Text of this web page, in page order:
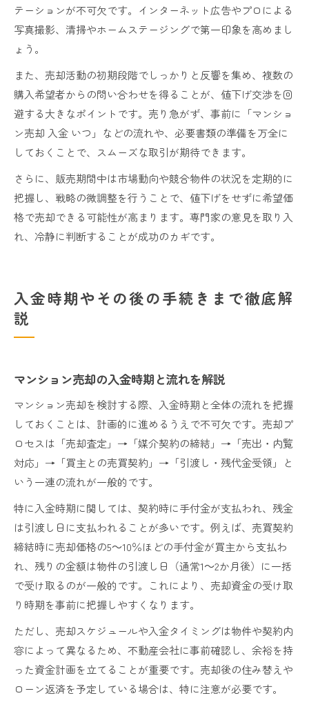
テーションが不可欠です。インターネット広告やプロによる
写真撮影、清掃やホームステージングで第一印象を高めまし
ょう。
また、売却活動の初期段階でしっかりと反響を集め、複数の
購入希望者からの問い合わせを得ることが、値下げ交渉を回
避する大きなポイントです。売り急がず、事前に「マンショ
ン売却 入金 いつ」などの流れや、必要書類の準備を万全に
しておくことで、スムーズな取引が期待できます。
さらに、販売期間中は市場動向や競合物件の状況を定期的に
把握し、戦略の微調整を行うことで、値下げをせずに希望価
格で売却できる可能性が高まります。専門家の意見を取り入
れ、冷静に判断することが成功のカギです。
入金時期やその後の手続きまで徹底解
説
マンション売却の入金時期と流れを解説
マンション売却を検討する際、入金時期と全体の流れを把握
しておくことは、計画的に進めるうえで不可欠です。売却プ
ロセスは「売却査定」→「媒介契約の締結」→「売出・内覧
対応」→「買主との売買契約」→「引渡し・残代金受領」と
いう一連の流れが一般的です。
特に入金時期に関しては、契約時に手付金が支払われ、残金
は引渡し日に支払われることが多いです。例えば、売買契約
締結時に売却価格の5～10％ほどの手付金が買主から支払わ
れ、残りの金額は物件の引渡し日（通常1～2か月後）に一括
で受け取るのが一般的です。これにより、売却資金の受け取
り時期を事前に把握しやすくなります。
ただし、売却スケジュールや入金タイミングは物件や契約内
容によって異なるため、不動産会社に事前確認し、余裕を持
った資金計画を立てることが重要です。売却後の住み替えや
ローン返済を予定している場合は、特に注意が必要です。